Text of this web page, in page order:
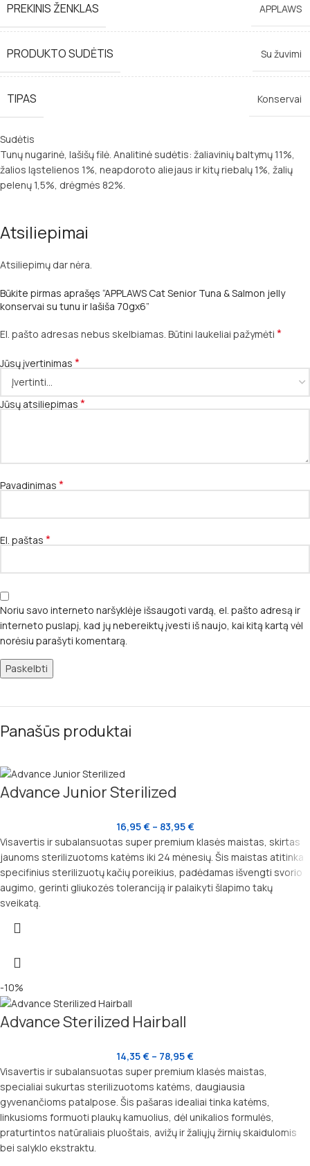
PREKINIS ŽENKLAS APPLAWS
PRODUKTO SUDĖTIS Su žuvimi
TIPAS Konservai
Sudėtis
Tunų nugarinė, lašišų filė. Analitinė sudėtis: žaliavinių baltymų 11%,
žalios ląstelienos 1%, neapdoroto aliejaus ir kitų riebalų 1%, žalių
pelenų 1,5%, drėgmės 82%.
Atsiliepimai
Atsiliepimų dar nėra.
Būkite pirmas aprašęs “APPLAWS Cat Senior Tuna & Salmon jelly
konservai su tunu ir lašiša 70gx6”
El. pašto adresas nebus skelbiamas. Būtini laukeliai pažymėti *
Jūsų įvertinimas *
Jūsų atsiliepimas *
Pavadinimas *
El. paštas *
Noriu savo interneto naršyklėje išsaugoti vardą, el. pašto adresą ir
interneto puslapį, kad jų nebereiktų įvesti iš naujo, kai kitą kartą vėl
norėsiu parašyti komentarą.
Panašūs produktai
Advance Junior Sterilized
16,95€ – 83,95€
Visavertis ir subalansuotas super premium klasės maistas, skirtas
jaunoms sterilizuotoms katėms iki 24 mėnesių. Šis maistas atitinka
specifinius sterilizuotų kačių poreikius, padėdamas išvengti svorio
augimo, gerinti gliukozės toleranciją ir palaikyti šlapimo takų
sveikatą.
-10%
Advance Sterilized Hairball
14,35€ – 78,95€
Visavertis ir subalansuotas super premium klasės maistas,
specialiai sukurtas sterilizuotoms katėms, daugiausia
gyvenančioms patalpose. Šis pašaras idealiai tinka katėms,
linkusioms formuoti plaukų kamuolius, dėl unikalios formulės,
praturtintos natūraliais pluoštais, avižų ir žaliųjų žirnių skaidulomis
bei salyklo ekstraktu.